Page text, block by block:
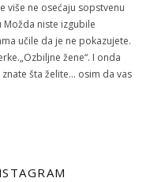
više ne osećaju sopstvenu
Možda niste izgubile
učile da je ne pokazujete.
žene“. I onda
šta želite… osim da vas